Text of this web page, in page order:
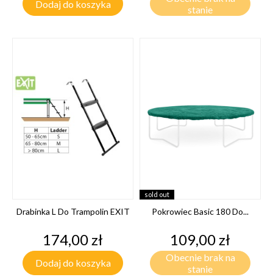
Dodaj do koszyka
stanie
Drabinka L Do Trampolin EXIT
Cena
174,00 zł
Dodaj do koszyka
sold out
Pokrowiec Basic 180 Do...
Cena
109,00 zł
Obecnie brak na
stanie